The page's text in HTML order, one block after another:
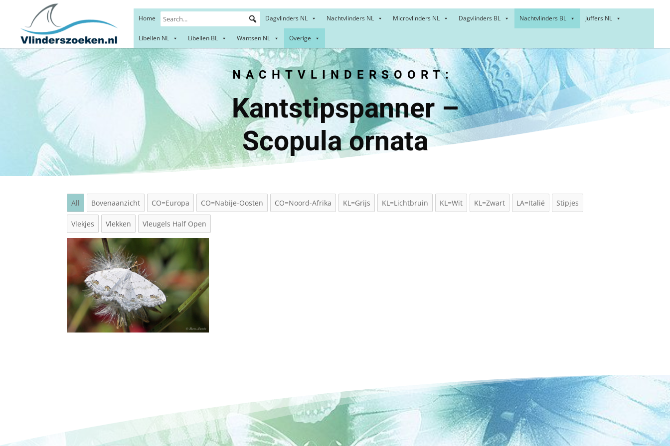
Home Dagvlinders NL Nachtvlinders NL Microvlinders NL Dagvlinders BL Nachtvlinders BL Juffers NL
Libellen NL Libellen BL Wantsen NL Overige
NACHTVLINDERSOORT:
Kantstipspanner –
Scopula ornata
All Bovenaanzicht CO=Europa CO=Nabije-Oosten CO=Noord-Afrika KL=Grijs KL=Lichtbruin KL=Wit KL=Zwart LA=Italië Stipjes
Vlekjes Vlekken Vleugels Half Open